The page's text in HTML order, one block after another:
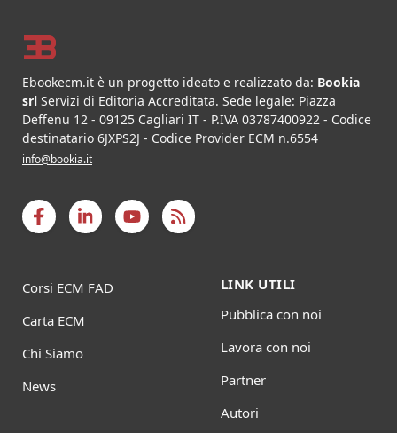
Ebookecm.it è un progetto ideato e realizzato da: Bookia
srl Servizi di Editoria Accreditata. Sede legale: Piazza
Deffenu 12 - 09125 Cagliari IT - P.IVA 03787400922 - Codice
destinatario 6JXPS2J - Codice Provider ECM n.6554
info@bookia.it
Corsi ECM FAD
Carta ECM
Chi Siamo
News
LINK UTILI
Pubblica con noi
Lavora con noi
Partner
Autori